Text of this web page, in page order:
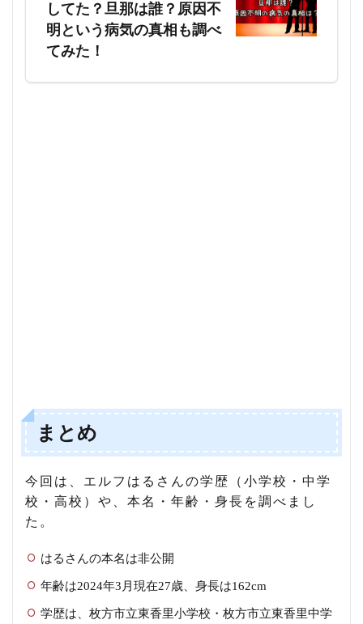
してた？旦那は誰？原因不
明という病気の真相も調べ
てみた！
まとめ
今回は、エルフはるさんの学歴（小学校・中学
校・高校）や、本名・年齢・身長を調べまし
た。
はるさんの本名は非公開
年齢は2024年3月現在27歳、身長は162cm
学歴は、枚方市立東香里小学校・枚方市立東香里中学